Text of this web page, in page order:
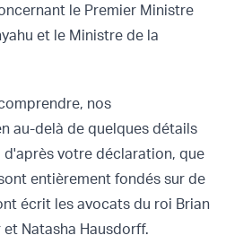
le Premier Ministre
et le Ministre de la
nos
au-delà de quelques détails
d'après votre déclaration, que
entièrement fondés sur de
écrit les avocats du roi Brian
Natasha Hausdorff.